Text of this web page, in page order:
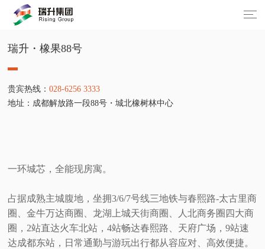
瑞升・橡果88号
贵宾热线：028-6256 3333
地址：成都解放路一段88号・城北橡树林中心
一环城芯，全能现房寓。
占据成熟主城腹地，坐拥3/6/7号线三地铁与春熙路-太古里商
圈、金牛万达商圈、龙湖上城天街商圈、人北商务圈四大商
圈，2站直达火车北站，4站畅达春熙路、天府广场，9站速
达成都东站，日常通勤与游玩出行都从容应对、高效便捷。